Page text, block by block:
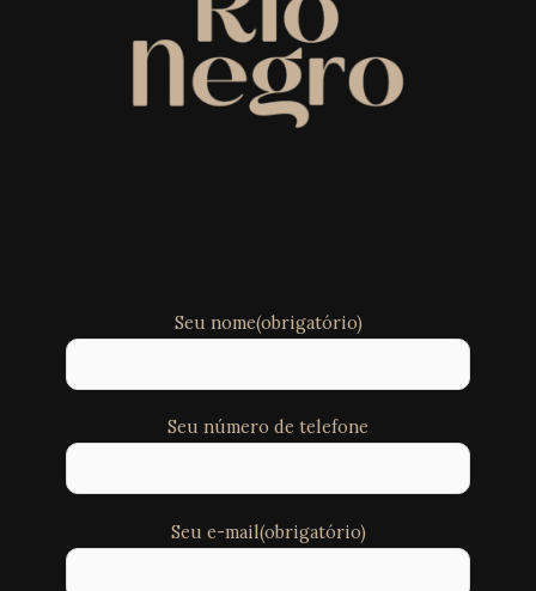
Seu nome(obrigatório)
Seu número de telefone
Seu e-mail(obrigatório)